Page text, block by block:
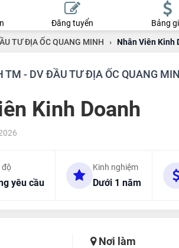
Đăng tuyển Bảng
TƯ ĐỊA ỐC QUANG MINH › Nhân Viên Kinh
TM - DV ĐẦU TƯ ĐỊA ỐC QUANG
Kinh Doanh
độ
yêu cầu
Kinh nghiệm
Dưới 1 năm
Nơi làm